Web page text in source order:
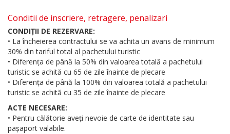
Conditii de inscriere, retragere, penalizari
CONDIȚII DE REZERVARE:
• La încheierea contractului se va achita un avans de minimum
30% din tariful total al pachetului turistic
• Diferența de până la 50% din valoarea totală a pachetului
turistic se achită cu 65 de zile înainte de plecare
• Diferența de până la 100% din valoarea totală a pachetului
turistic se achită cu 35 de zile înainte de plecare
ACTE NECESARE:
• Pentru călătorie aveți nevoie de carte de identitate sau
pașaport valabile.